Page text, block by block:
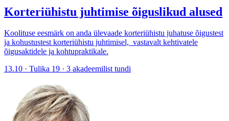
Korteriühistu juhtimise õiguslikud alused
Koolituse eesmärk on anda ülevaade korteriühistu juhatuse õigustest
ja kohustustest korteriühistu juhtimisel, vastavalt kehtivatele
õigusaktidele ja kohtupraktikale.
13.10 · Tulika 19 · 3 akadeemilist tundi